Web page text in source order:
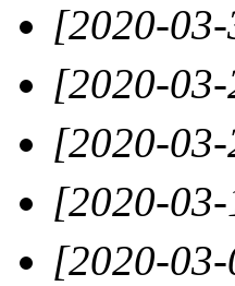
[2020-
[2020-
[2020-
[2020-
[2020-